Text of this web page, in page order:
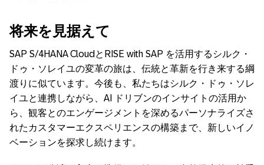
将来を見据えて
SAP S/4HANA Cloud と RISE with SAP を活用するシルク・
ドゥ・ソレイユの変革の旅は、伝統と革新を行き来する綱
渡りに似ています。今後も、私たちはシルク・ドゥ・ソレ
イユと連携しながら、 AI
ドリブンのインサイトの活用か
ら、観客とのエンゲージメントを深めるパーソナライズさ
れたカスタマーエクスペリエンスの構築まで、新しいイノ
ベーションを探求し続けます。